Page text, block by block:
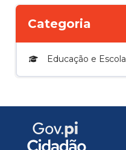
Categoria
Educação e Escola